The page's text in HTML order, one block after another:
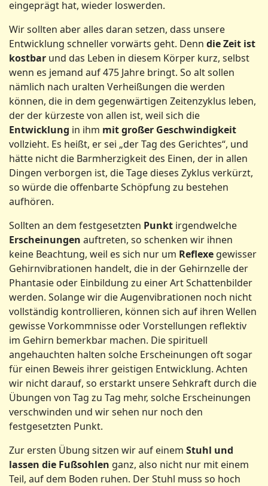
eingeprägt hat, wieder loswerden.
Wir sollten aber alles daran setzen, dass unsere
Entwicklung schneller vorwärts geht. Denn die Zeit ist
kostbar und das Leben in diesem Körper kurz, selbst
wenn es jemand auf 475 Jahre bringt. So alt sollen
nämlich nach uralten Verheißungen die werden
können, die in dem gegenwärtigen Zeitenzyklus leben,
der der kürzeste von allen ist, weil sich die
Entwicklung in ihm mit großer Geschwindigkeit
vollzieht. Es heißt, er sei „der Tag des Gerichtes“, und
hätte nicht die Barmherzigkeit des Einen, der in allen
Dingen verborgen ist, die Tage dieses Zyklus verkürzt,
so würde die offenbarte Schöpfung zu bestehen
aufhören.
Sollten an dem festgesetzten Punkt irgendwelche
Erscheinungen auftreten, so schenken wir ihnen
keine Beachtung, weil es sich nur um Reflexe gewisser
Gehirnvibrationen handelt, die in der Gehirnzelle der
Phantasie oder Einbildung zu einer Art Schattenbilder
werden. Solange wir die Augenvibrationen noch nicht
vollständig kontrollieren, können sich auf ihren Wellen
gewisse Vorkommnisse oder Vorstellungen reflektiv
im Gehirn bemerkbar machen. Die spirituell
angehauchten halten solche Erscheinungen oft sogar
für einen Beweis ihrer geistigen Entwicklung. Achten
wir nicht darauf, so erstarkt unsere Sehkraft durch die
Übungen von Tag zu Tag mehr, solche Erscheinungen
verschwinden und wir sehen nur noch den
festgesetzten Punkt.
Zur ersten Übung sitzen wir auf einem Stuhl und
lassen die Fußsohlen ganz, also nicht nur mit einem
Teil, auf dem Boden ruhen. Der Stuhl muss so hoch